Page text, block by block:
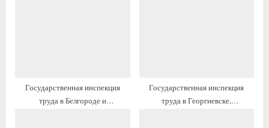
Государственная инспекция
труда в Белгороде и
Государственная инспекция
труда в Георгиевске,